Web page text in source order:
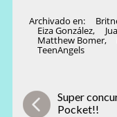
Archivado en:
Eiza González,
Matthew Bomer,
TeenAngels
Super
Pocket!!